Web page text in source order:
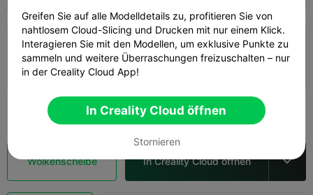
0.2mm layer, 3 walls, 15% infill
 02h 58m 1 plates
Mehr sehen
Wolkenscheibe In Creality Cloud öffnen 
Greifen Sie auf alle Modelldetails zu, profitieren Sie von
nahtlosem Cloud-Slicing und Drucken mit nur einem Klick.
Interagieren Sie mit den Modellen, um exklusive Punkte zu
sammeln und weitere Überraschungen freizuschalten – nur
in der Creality Cloud App!
In Creality Cloud öffnen
Stornieren